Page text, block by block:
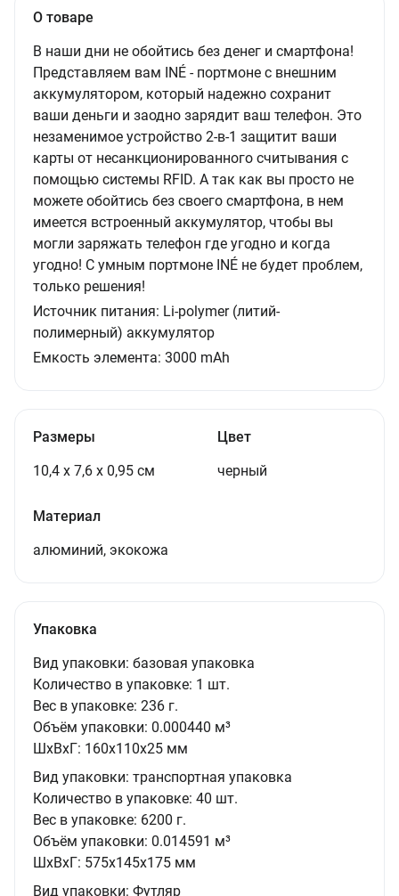
О товаре
В наши дни не обойтись без денег и смартфона!
Представляем вам INÉ - портмоне с внешним
аккумулятором, который надежно сохранит
ваши деньги и заодно зарядит ваш телефон. Это
незаменимое устройство 2-в-1 защитит ваши
карты от несанкционированного считывания с
помощью системы RFID. А так как вы просто не
можете обойтись без своего смартфона, в нем
имеется встроенный аккумулятор, чтобы вы
могли заряжать телефон где угодно и когда
угодно! С умным портмоне INÉ не будет проблем,
только решения!
Источник питания: Li-polymer (литий-
полимерный) аккумулятор
Емкость элемента: 3000 mAh
Размеры
10,4 х 7,6 х 0,95 см
Цвет
черный
Материал
алюминий, экокожа
Упаковка
Вид упаковки: базовая упаковка
Количество в упаковке: 1 шт.
Вес в упаковке: 236 г.
Объём упаковки: 0.000440 м³
ШxВxГ: 160x110x25 мм
Вид упаковки: транспортная упаковка
Количество в упаковке: 40 шт.
Вес в упаковке: 6200 г.
Объём упаковки: 0.014591 м³
ШxВxГ: 575x145x175 мм
Вид упаковки: Футляр